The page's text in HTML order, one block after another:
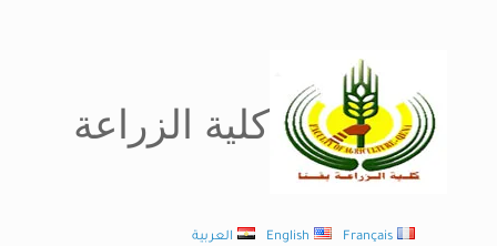
كلية الزراعة
العربية English Français